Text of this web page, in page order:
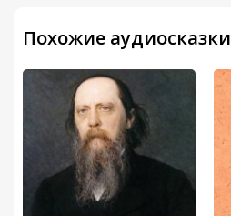
Похожие аудиосказки